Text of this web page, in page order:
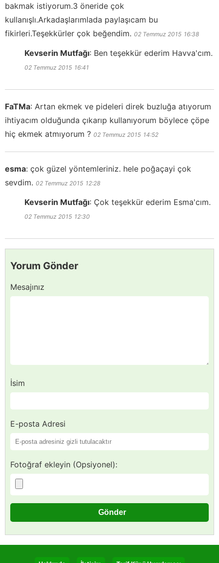
bakmak istiyorum.3 öneride çok
kullanışlı.Arkadaşlarımlada paylaşıcam bu
fikirleri.Teşekkürler çok beğendim. 02 Temmuz 2015 16:38
Kevserin Mutfağı: Ben teşekkür ederim Havva'cım.
02 Temmuz 2015 16:41
FaTMa: Artan ekmek ve pideleri direk buzluğa atıyorum
ihtiyacım olduğunda çıkarıp kullanıyorum böylece çöpe
hiç ekmek atmıyorum ? 02 Temmuz 2015 14:52
esma: çok güzel yöntemleriniz. hele poğaçayi çok
sevdim. 02 Temmuz 2015 12:28
Kevserin Mutfağı: Çok teşekkür ederim Esma'cım.
02 Temmuz 2015 12:30
Yorum Gönder
Mesajınız
İsim
E-posta Adresi
Fotoğraf ekleyin (Opsiyonel):